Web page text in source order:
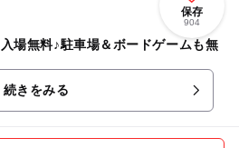
保存
904
場無料♪駐車場＆ボードゲームも無
続きをみる